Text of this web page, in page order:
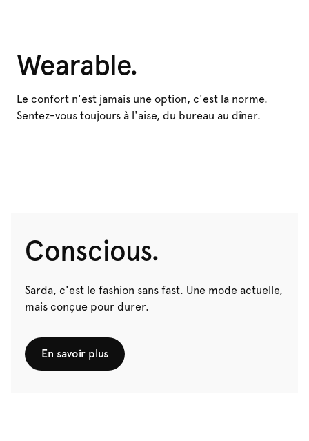
Wearable.
Le confort n'est jamais une option, c'est la norme.
Sentez-vous toujours à l'aise, du bureau au dîner.
Conscious.
Sarda, c'est le fashion sans fast. Une mode actuelle,
mais conçue pour durer.
En savoir plus